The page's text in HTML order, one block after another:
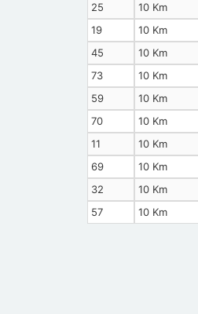
25
10 Km
19
10 Km
45
10 Km
73
10 Km
59
10 Km
70
10 Km
11
10 Km
69
10 Km
32
10 Km
57
10 Km